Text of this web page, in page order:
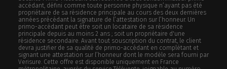
accédant, défini comme toute personne physique n’ayant pas été
propriétaire de sa résidence principale au cours des deux dernières
années précédant la signature de l’attestation sur l’honneur. Un
primo-accédant peut être soit un locataire de sa résidence
principale depuis au moins 2 ans ; soit un propriétaire d'une
résidence secondaire. Avant tout souscription du contrat, le client
devra justifier de sa qualité de primo-accédant en complétant et
signant une attestation sur l’honneur dont le modèle sera fourni par
Verisure. Cette offre est disponible uniquement en France